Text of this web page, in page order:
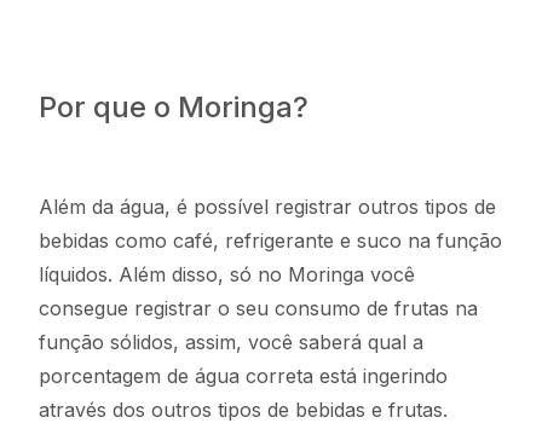
Por que o Moringa?
Além da água, é possível registrar outros tipos de
bebidas como café, refrigerante e suco na função
líquidos. Além disso, só no Moringa você
consegue registrar o seu consumo de frutas na
função sólidos, assim, você saberá qual a
porcentagem de água correta está ingerindo
através dos outros tipos de bebidas e frutas.